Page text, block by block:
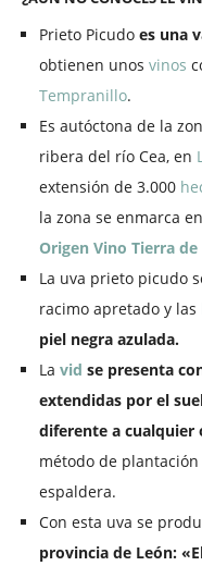
Prieto Picudo es una
obtienen unos vinos
Tempranillo.
Es autóctona de la
ribera del río Cea, en
extensión de 3.000
la zona se enmarca
Origen Vino Tierra de
La uva prieto picudo
racimo apretado y las
piel negra azulada.
La vid se presenta
extendidas por el
diferente a cualquier
método de
espaldera.
Con esta uva se
provincia de León: